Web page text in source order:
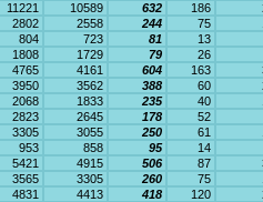
11221 10589 632 186
2802 2558 244 75
804 723 81
13
1808 1729 79
26
4765 4161 604 163
3950 3562 388 60
2068 1833 235 40
2823 2645 178
52
3305 3055 250 61
953 858 95
14
5421 4915 506 87
3565 3305 260 75
4831 4413 418 120